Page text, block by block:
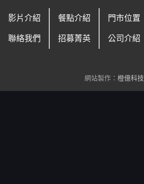
影片介紹 餐點介紹 門市位置
聯絡我們 招募菁英 公司介紹
網站製作： 橙億科技